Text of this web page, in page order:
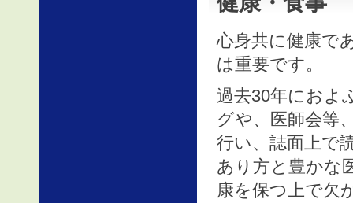
心身共に健康で
は重要です。
過去30年におよ
グや、医師会等
行い、誌面上で
あり方と豊かな
康を保つ上で欠